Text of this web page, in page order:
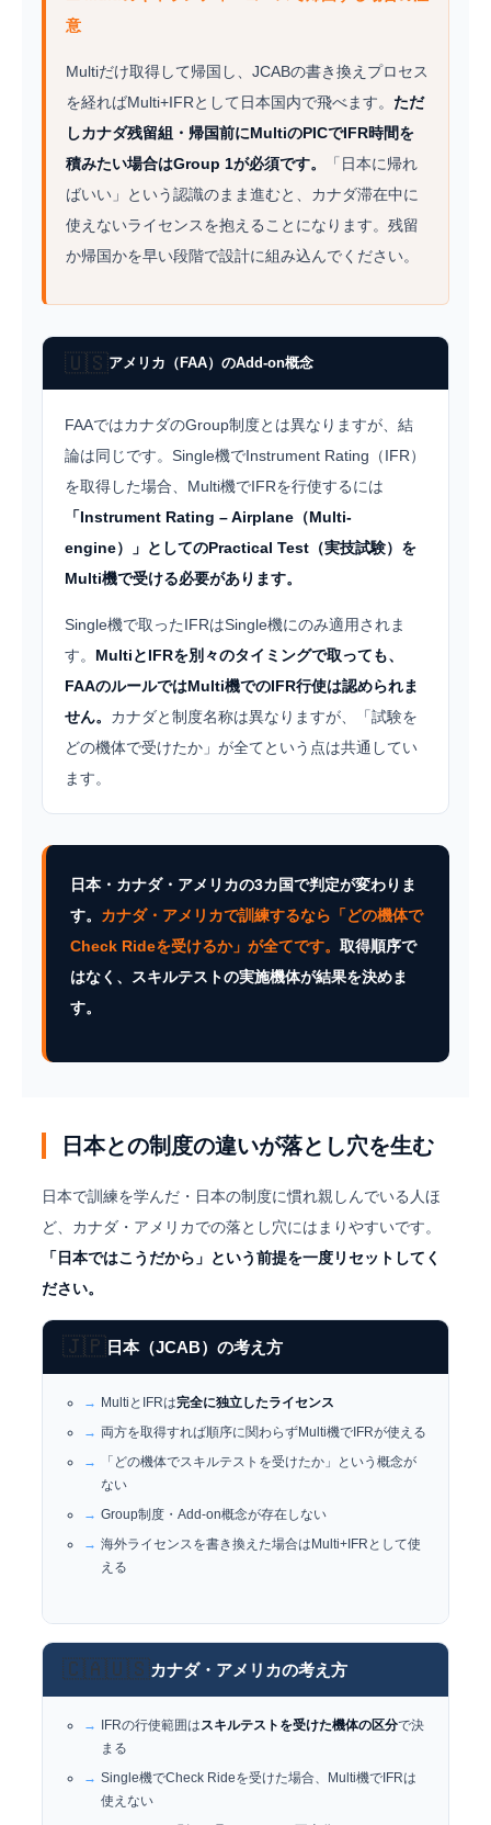
意
Multiだけ取得して帰国し、JCABの書き換えプロセス
を経ればMulti+IFRとして日本国内で飛べます。 ただ
しカナダ残留組・帰国前にMultiのPICでIFR時間を
積みたい場合はGroup 1が必須です。
「日本に帰れ
ばいい」という認識のまま進むと、カナダ滞在中に
使えないライセンスを抱えることになります。残留
か帰国かを早い段階で設計に組み込んでください。
🇺🇸アメリカ（FAA）のAdd-on概念
FAAではカナダのGroup制度とは異なりますが、結
論は同じです。Single機でInstrument Rating（IFR）
を取得した場合、Multi機でIFRを行使するには
「Instrument Rating – Airplane（Multi-
engine）」としてのPractical Test（実技試験）を
Multi機で受ける必要があります。
Single機で取ったIFRはSingle機にのみ適用されま
す。 MultiとIFRを別々のタイミングで取っても、
FAAのルールではMulti機でのIFR行使は認められま
せん。 カナダと制度名称は異なりますが、「試験を
どの機体で受けたか」が全てという点は共通してい
ます。
日本・カナダ・アメリカの3カ国で判定が変わりま
す。 カナダ・アメリカで訓練するなら「どの機体で
Check Rideを受けるか」が全てです。 取得順序で
はなく、スキルテストの実施機体が結果を決めま
す。
日本との制度の違いが落とし穴を生む
日本で訓練を学んだ・日本の制度に慣れ親しんでいる人ほ
ど、カナダ・アメリカでの落とし穴にはまりやすいです。
「日本ではこうだから」という前提を一度リセットしてく
ださい。
🇯🇵日本（JCAB）の考え方
MultiとIFRは完全に独立したライセンス
両方を取得すれば順序に関わらずMulti機でIFRが使える
「どの機体でスキルテストを受けたか」という概念が
ない
Group制度・Add-on概念が存在しない
海外ライセンスを書き換えた場合はMulti+IFRとして使
える
🇨🇦🇺🇸カナダ・アメリカの考え方
IFRの行使範囲は スキルテストを受けた機体の区分で決
まる
Single機でCheck Rideを受けた場合、Multi機でIFRは
使えない